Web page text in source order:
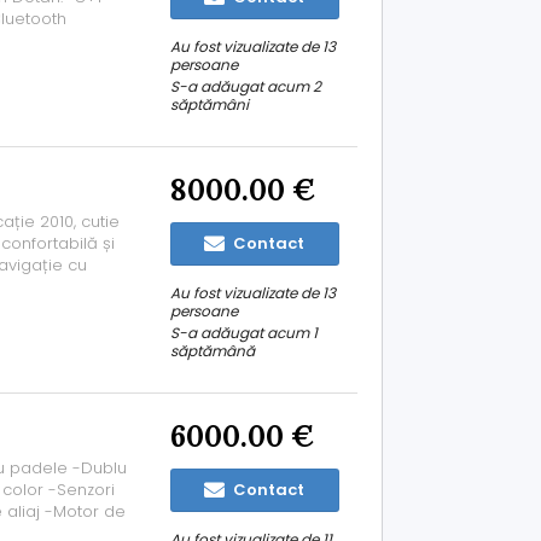
~Volan S
de ploaie
Au fost vizualizate de 13
persoane
S-a adăugat acum 2
săptămâni
2010, cutie
și
cu
Faruri Xenon
8000.00 €
Contact
Au fost vizualizate de 13
persoane
S-a adăugat acum 1
săptămână
padele -Dublu
-Senzori
aliaj -Motor de
170 CP
6000.00 €
Contact